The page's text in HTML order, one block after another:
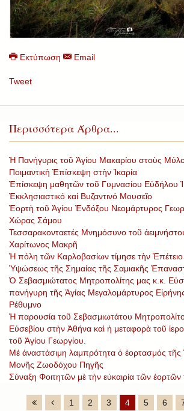
Εκτύπωση Email
Tweet
Περισσότερα Άρθρα...
Ἡ Πανήγυρις τοῦ Ἁγίου Μακαρίου στοὺς
Ποιμαντικὴ Ἐπίσκεψη στὴν Ἰκαρία
Ἐπίσκεψη μαθητῶν τοῦ Γυμνασίου Εὐδήλου
Ἐκκλησιαστικό καί Βυζαντινό Μουσεῖο
Ἑορτὴ τοῦ Ἁγίου Ἐνδόξου Νεομάρτυρος
Χώρας Σάμου
Τεσσαρακονταετές Μνημόσυνο τοῦ
Χαρίτωνος Μακρῆ
Ἡ πόλη τῶν Καρλοβασίων τίμησε τὴν Ἐπέτειο
Ὑψώσεως τῆς Σημαίας τῆς Σαμιακῆς
Ὁ Σεβασμιώτατος Μητροπολίτης μας κ.κ.
πανήγυρη τῆς Ἁγίας Μεγαλομάρτυρος
Ρέθυμνο
Ἡ παρουσία τοῦ Σεβασμιωτάτου
Εὐσεβίου στὴν Ἀθήνα καὶ ἡ μεταφορὰ τοῦ
τοῦ Ἁγίου Γεωργίου.
Μέ ἀναστάσιμη λαμπρότητα ὁ ἑορτασμός τῆς
Μονῆς Ζωοδόχου Πηγῆς
Σύναξη Φοιτητῶν μὲ τὴν εὐκαιρία τῶν
1 2 3 4 5 6